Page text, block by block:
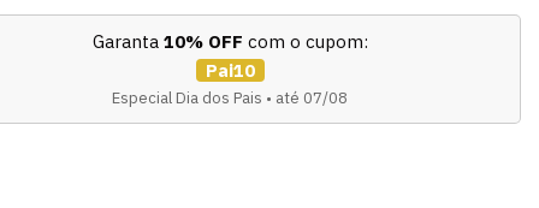
Garanta 10% OFF com o cupom:
Pai10
Especial Dia dos Pais • até 07/08